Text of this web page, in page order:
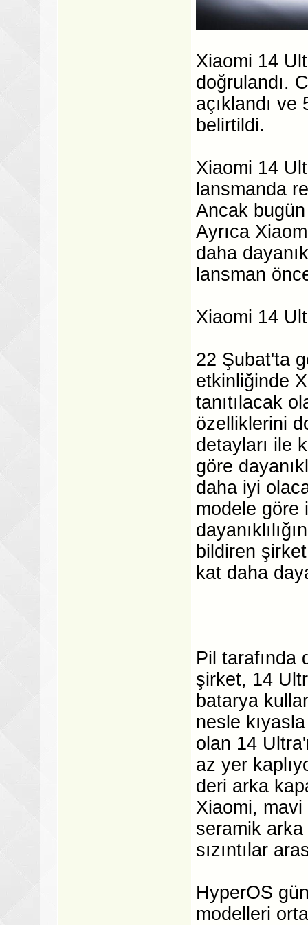
Xiaomi 14
doğrulandı.
açıklandı
belirtildi.
Xiaomi 14
lansmanda
Ancak
Ayrıca
daha
lansman
Xiaomi 14
22 Şubat'ta
etkinliğinde
tanıtılacak
özelliklerini
detayları ile
göre
daha iyi
modele göre
bildiren
kat daha
Pil tarafında
şirket, 14
batarya
nesle
olan 14
az yer
deri arka
Xiaomi,
seramik arka
sızıntılar
HyperOS
modelleri